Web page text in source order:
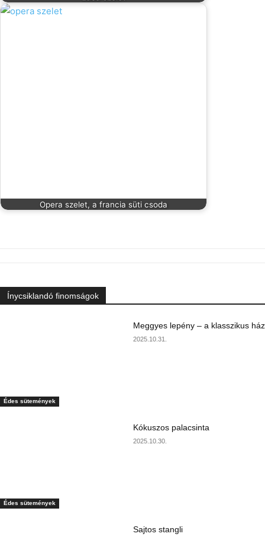
Opera szelet, a francia süti csoda
Ínycsiklandó finomságok
Édes sütemények
Meggyes lepény – a klasszikus
2025.10.31.
Édes sütemények
Kókuszos palacsinta
2025.10.30.
Sajtos stangli